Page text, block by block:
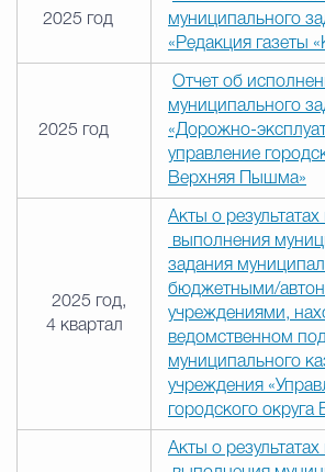
2025 год
муниципального
«Редакция газеты
2025 год
Отчет об
муниципального
«Дорожно-
управление
Верхняя Пышма»
2025 год,
4 квартал
Акты о
выполнения
задания
бюджетными/
учреждениями,
ведомственном
муниципального
учреждения
городского
Акты о